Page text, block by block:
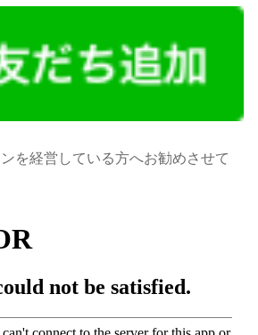
を経営している方へお勧めさせて